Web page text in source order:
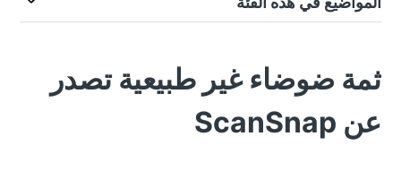
ثمة ضوضاء غير طبيعية تصدر
عن ScanSnap